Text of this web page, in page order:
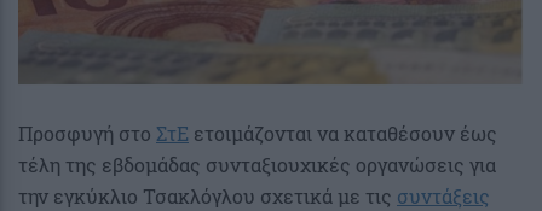
Προσφυγή στο ΣτΕ ετοιμάζονται να καταθέσουν έως
τέλη της εβδομάδας συνταξιουχικές οργανώσεις για
την εγκύκλιο Τσακλόγλου σχετικά με τις συντάξεις